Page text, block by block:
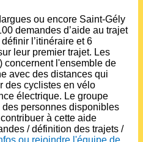
ou encore Saint-Gély
demandes d’aide au trajet
l’itinéraire et 6
leur premier trajet. Les
concernent l'ensemble de
avec des distances qui
des cyclistes en vélo
électrique. Le groupe
des personnes disponibles
à cette aide
/ définition des trajets /
ou rejoindre l'équipe de